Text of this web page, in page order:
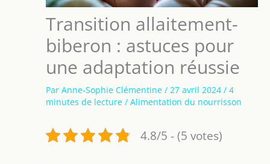
Transition allaitement-
biberon : astuces pour
une adaptation réussie
Par Anne-Sophie Clémentine / 27 avril 2024 / 4
minutes de lecture / Alimentation du nourrisson
4.8/5 - (5 votes)